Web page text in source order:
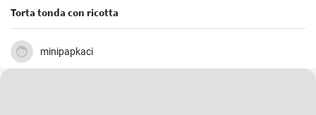
Torta tonda con ricotta
minipapkaci